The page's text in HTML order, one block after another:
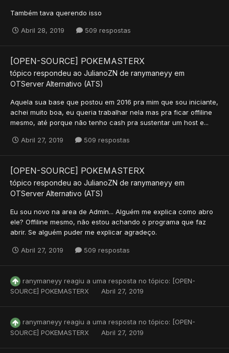
Também tava querendo isso
Abril 28, 2019 509 respostas
[OPEN-SOURCE] POKEMASTERX
tópico respondeu ao JulianoZN de ranymaneyy em
OTServer Alternativo (ATS)
Aquela sua base que postou em 2016 pra mim que sou iniciante,
achei muito boa, eu queria trabalhar nela mas pra ficar offiline
mesmo, até porque não tenho cash pra sustentar um host e...
Abril 27, 2019 509 respostas
[OPEN-SOURCE] POKEMASTERX
tópico respondeu ao JulianoZN de ranymaneyy em
OTServer Alternativo (ATS)
Eu sou novo na area de Admin... Alguém me explica como abro
ele? Offiline mesmo, não estou achando o programa que faz
abrir. Se alguém puder me explicar agradeço.
Abril 27, 2019 509 respostas
ranymaneyy reagiu a uma resposta no tópico: [OPEN-
SOURCE] POKEMASTERX
Abril 27, 2019
ranymaneyy reagiu a uma resposta no tópico: [OPEN-
SOURCE] POKEMASTERX
Abril 27, 2019